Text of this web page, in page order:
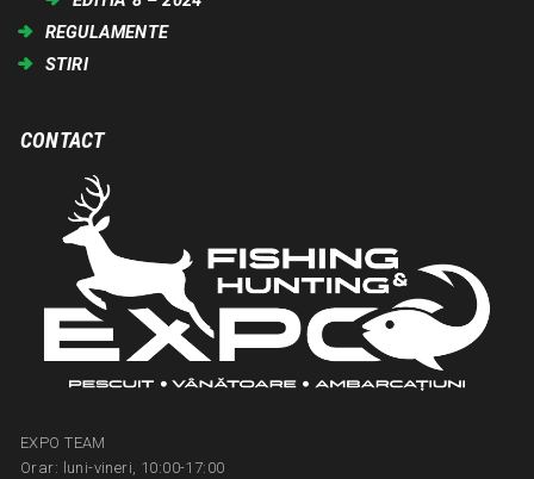
REGULAMENTE
STIRI
CONTACT
EXPO TEAM
Orar: luni-vineri, 10:00-17:00